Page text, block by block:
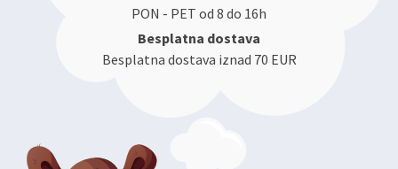
PON - PET od 8 do 16h
Besplatna dostava
Besplatna dostava iznad 70 EUR